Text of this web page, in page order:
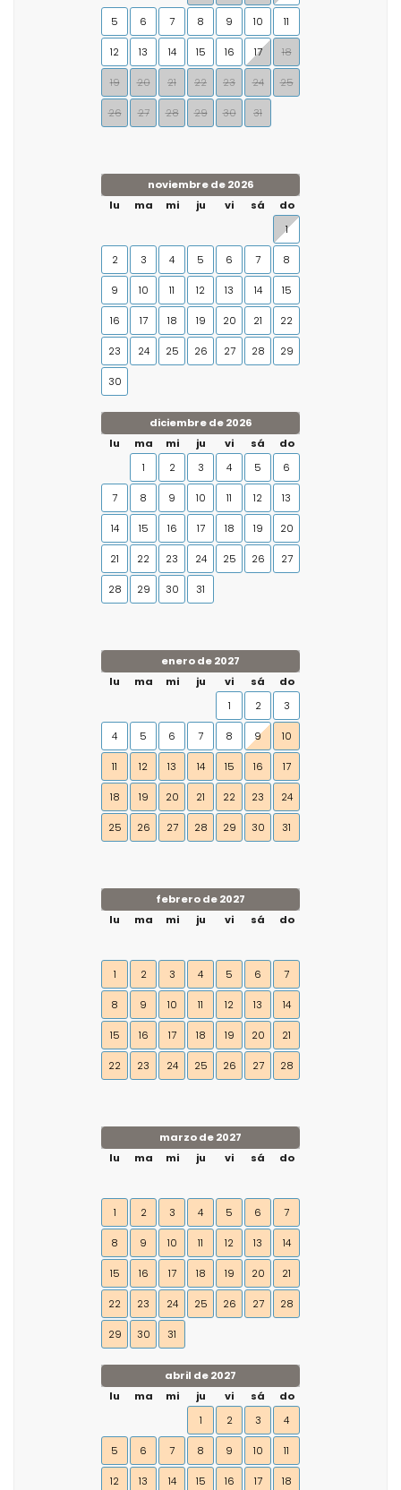
5 6 7 8 9 10 11
12 13 14 15 16 17 18
19 20 21 22 23 24 25
26 27 28 29 30 31
noviembre de 2026
lu
ma mi ju vi sá
do
1
2 3 4 5 6 7 8
9 10 11 12 13 14 15
16 17 18 19 20 21 22
23 24 25 26 27 28 29
30
diciembre de 2026
lu
ma mi ju vi sá
do
1
2 3 4 5 6
7 8 9 10 11 12 13
14 15 16 17 18 19 20
21 22 23 24 25 26 27
28 29 30 31
enero de 2027
lu
ma mi ju vi sá
do
1
2 3
4 5 6 7 8 9 10
11 12 13 14 15 16 17
18 19 20 21 22 23 24
25 26 27 28 29 30 31
febrero de 2027
lu
ma mi ju vi sá do
1 2 3 4 5 6 7
8 9 10 11 12 13 14
15 16 17 18 19 20 21
22 23 24 25 26 27 28
marzo de 2027
lu
ma mi ju vi sá do
1 2 3 4 5 6 7
8 9 10 11 12 13 14
15 16 17 18 19 20 21
22 23 24 25 26 27 28
29 30 31
abril de 2027
lu
ma mi ju vi sá
do
1
2 3 4
5 6 7 8 9 10 11
12 13 14 15 16 17 18